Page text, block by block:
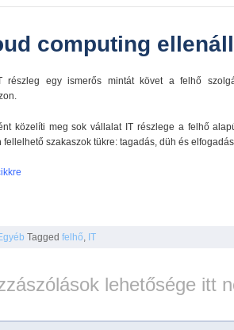
computing
részleg egy ismerős mintát követ a felhő
közelíti meg sok vállalat IT részlege a felhő
fellelhető szakaszok tükre: tagadás, düh és
Tagged felhő, IT
lehetősége itt